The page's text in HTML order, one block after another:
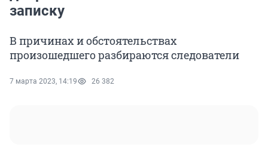
записку
В причинах и обстоятельствах
произошедшего разбираются следователи
7 марта 2023, 14:19 26 382